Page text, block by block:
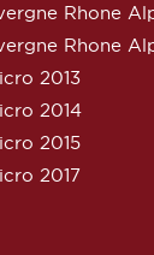
Rhone
Rhone
2013
2014
2015
2017